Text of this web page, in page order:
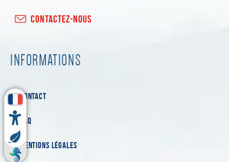
CONTACTEZ-NOUS
INFORMATIONS
CONTACT
FAQ
MENTIONS LÉGALES